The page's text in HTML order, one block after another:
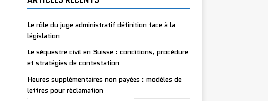
Le rôle du juge administratif définition face à la
législation
Le séquestre civil en Suisse : conditions, procédure
et stratégies de contestation
Heures supplémentaires non payées : modèles de
lettres pour réclamation